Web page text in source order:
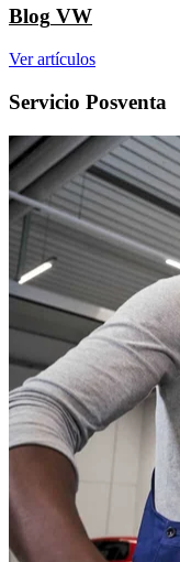
Blog VW
Ver artículos
Servicio Posventa